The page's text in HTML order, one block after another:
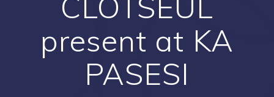
present at KA
PASESI